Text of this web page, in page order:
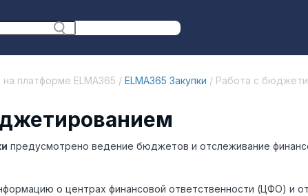
платформе ELMA365 / ELMA365 Закупки / Работа с
предусмотрено ведение бюджетов и отслеживание
о центрах финансовой ответственности (ЦФО) и